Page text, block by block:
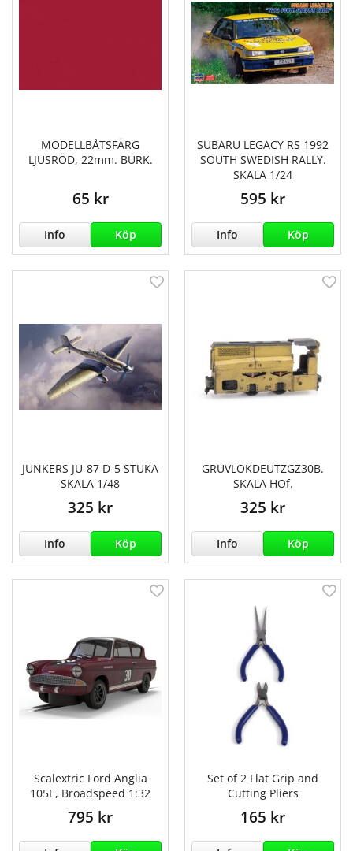
MODELLBÅTSFÄRG
LJUSRÖD, 22mm. BURK.
65 kr
Info Köp
SUBARU LEGACY RS 1992
SOUTH SWEDISH RALLY.
SKALA 1/24
595 kr
Info Köp
JUNKERS JU-87 D-5 STUKA
SKALA 1/48
325 kr
Info Köp
GRUVLOKDEUTZGZ30B.
SKALA HOf.
325 kr
Info Köp
Scalextric Ford Anglia
105E, Broadspeed 1:32
795 kr
Set of 2 Flat Grip and
Cutting Pliers
165 kr